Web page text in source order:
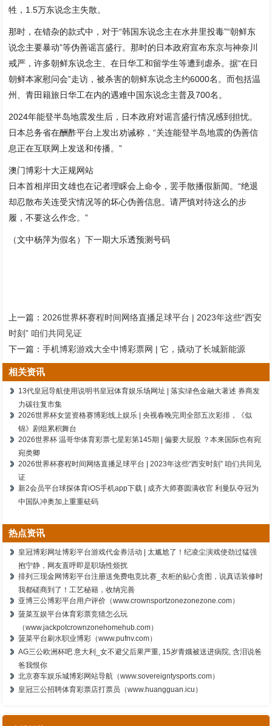
牲，1.5万东说念主失散。
那时，在错杂的款式中，对于“韩国东说念主在水井里投毒”“朝鲜东
说念主要暴动”等伪善谣言盛行。那时的日本政府宣布东京与神奈川
戒严，许多朝鲜东说念主、在日华工和留学生等遭到虐杀。据“在日
朝鲜本家慰问会”走访，被杀害的朝鲜东说念主约6000名。而包括温
州、青田籍旅日华工在内的遇难中国东说念主普及700名。
2024年能登半岛地震发生后，日本政府对谣言盛行情况感到担忧。
日本总务省在酬酢平台上发出劝诫称，“关连能登半岛地震的伪善信
息正在互联网上发送和传播。”
澳门博彩十大正规网站
日本首相岸田文雄也在记者理睬会上命令，罢手散播假新闻。“绝退
却忍散布关连受灾情况等的坏心伪善信息。请严慎对待这么的步
履，不要这么作念。”
（文中杨萍为假名）下一期大乐透预测号码
上一篇： 2026世界杯赛程时间网络直播足球平台 | 2023年这些“西安
时刻” 咱们共同见证
下一篇：手机博彩游戏大全中博彩票网 | 它，撬动了长城新能源
相关资讯
13代皇冠导航使用说明书皇冠体育娱乐场网址 | 落实绿色金融大著述 券商发
力碳往复市集
2026世界杯女篮资格赛博彩线上娱乐 | 央视春晚完周全部五次彩排，《似
锦》剧组累积舞台
2026世界杯 温哥华体育彩票七星彩第145期 | 偏要大屁股 ？本来国际也有宛
宛类卿
2026世界杯赛程时间网络直播足球平台 | 2023年这些“西安时刻” 咱们共同见
证
新2会员平台球探体育iOS手机app下载 | 成齐大师赛圆满收官 利曼队夺冠为
中国队冲奥加上重重砝码
热点资讯
皇冠博彩网址博彩平台游戏代金券活动 | 太尴尬了！纪凌尘演戏使劲过猛强
抱宁静，网友直呼即是职场性烦扰
排列三现金网博彩平台注册送免费电竞比赛_衣柜的贴心贪图，说真话装修时
我都磋商到了！工艺秘籍，收纳完善
亚博三公博彩平台用户评价（www.crownsportzonezonezone.com）
菠菜互娱平台体育彩票竞猜怎么玩
（www.jackpotcrownzonehomehub.com）
菠菜平台刷水职业博彩（www.pufnv.com）
AG三公欧洲杯吧 意大利_女不避父后果严重, 15岁青娥被送进病院, 含泪说爸
爸我恨你
北京赛车娱乐城博彩网站导航（www.sovereigntysports.com）
皇冠三公招聘体育彩票店打票员（www.huangguan.icu）